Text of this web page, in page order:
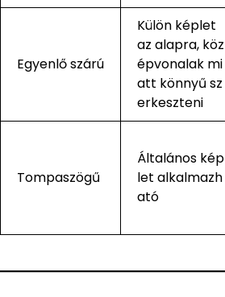
Egyenlő szárú
Külön képlet
az alapra, köz
épvonalak mi
att könnyű sz
erkeszteni
Tompaszögű
Általános kép
let alkalmazh
ató